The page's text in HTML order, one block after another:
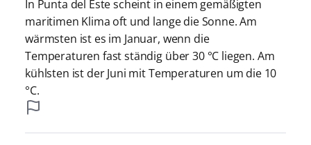
In Punta del Este scheint in einem gemäßigten
maritimen Klima oft und lange die Sonne. Am
wärmsten ist es im Januar, wenn die
Temperaturen fast ständig über 30 °C liegen. Am
kühlsten ist der Juni mit Temperaturen um die 10
°C.